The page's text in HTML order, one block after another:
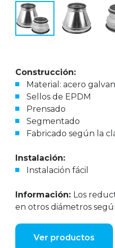
Construcción:
Material: acero
Sellos de EPDM
Prensado
Segmentado
Fabricado según la
Instalación:
Instalación fácil
Información: Los
en otros diámetros
Ver productos